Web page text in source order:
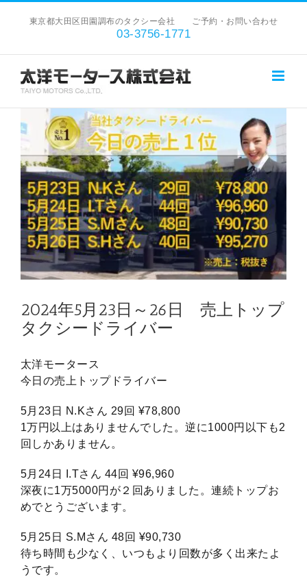
東京都大田区田園調布のタクシー会社 ご予約・お問い合わせ
03-3756-1771
Larger
Image
2024年5月23日～26日 売上トップ
タクシードライバー
太洋モータース
今日の売上トップドライバー
5月23日 N.Kさん 29回 ¥78,800
1万円以上はありませんでした。逆に1000円以下も2
回しかありません。
5月24日 I.Tさん 44回 ¥96,960
深夜に1万5000円が２回ありました。連続トップお
めでとうございます。
5月25日 S.Mさん 48回 ¥90,730
待ち時間も少なく、いつもより回数が多く出来たよ
うです。